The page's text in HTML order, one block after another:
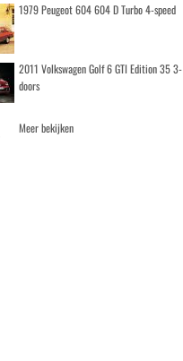
1979 Peugeot 604 604 D Turbo 4-speed
2011 Volkswagen Golf 6 GTI Edition 35 3-
doors
Meer bekijken